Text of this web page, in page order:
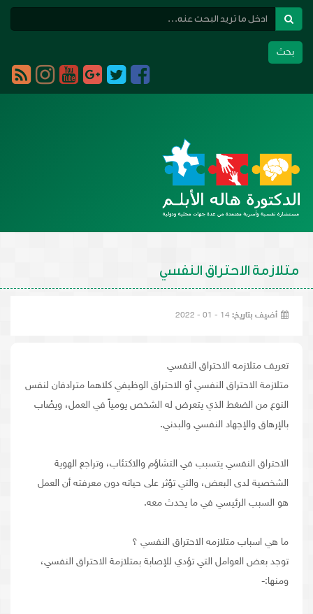
بحث
متلازمة الاحتراق النفسي
أضيف بتاريخ:
تعريف متلازمه الاحتراق النفسي
متلازمة الاحتراق النفسي أو الاحتراق الوظيفي كلاهما مترادفان لنفس
النوع من الضغط الذي يتعرض له الشخص يومياً في العمل، ويصُاب
بالإرهاق والإجهاد النفسي والبدني.
الاحتراق النفسي يتسبب في التشاؤم والاكتئاب، وتراجع الهوية
الشخصية لدى البعض، والتي تؤثر على حياته دون معرفته أن العمل
هو السبب الرئيسي في ما يحدث معه.
ما هي اسباب متلازمه الاحتراق النفسي ؟
توجد بعض العوامل التي تؤدي للإصابة بمتلازمة الاحتراق النفسي،
ومنها:-